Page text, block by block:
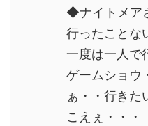
◆ナイトメア
行ったことな
一度は一人で
ゲームショウ
ぁ・・行きた
こえぇ・・・